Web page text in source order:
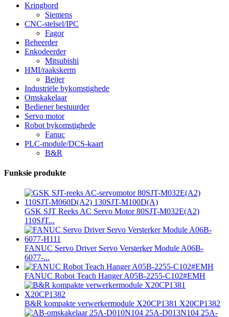
Kringbord
Siemens
CNC-stelsel/IPC
Fagor
Beheerder
Enkodeerder
Mitsubishi
HMI/raakskerm
Beijer
Industriële bykomstighede
Omskakelaar
Bediener bestuurder
Servo motor
Robot bykomstighede
Fanuc
PLC-module/DCS-kaart
B&R
Funksie produkte
GSK SJT Reeks AC Servo Motor 80SJT-M032E(A2)
110SJT...
FANUC Servo Driver Servo Versterker Module A06B-
6077-...
FANUC Robot Teach Hanger A05B-2255-C102#EMH
B&R kompakte verwerkermodule X20CP1381 X20CP1382